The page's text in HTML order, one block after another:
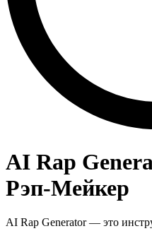
AI Rap
Рэп-Мейкер
AI Rap Generator — это